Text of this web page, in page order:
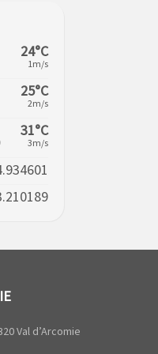
24°C
1m/s
25°C
2m/s
31°C
3m/s
Val d’Arcomie